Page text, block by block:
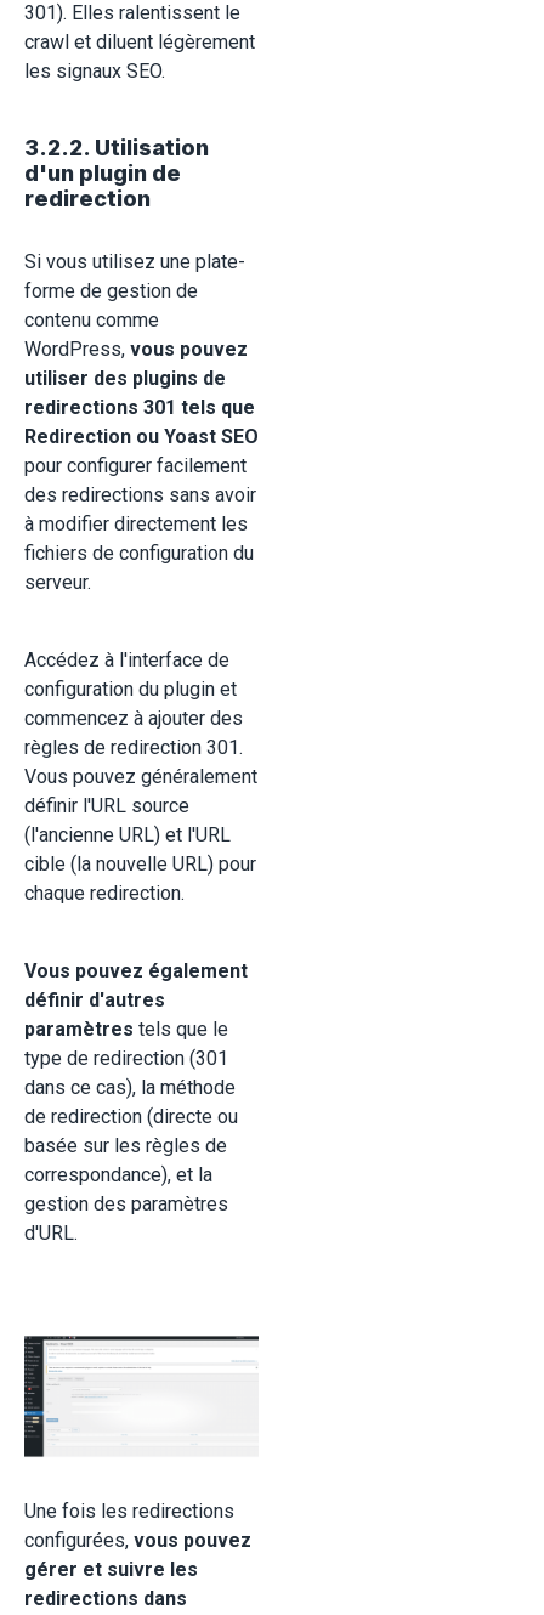
301). Elles ralentissent le
crawl et diluent légèrement
les signaux SEO.
3.2.2. Utilisation
d'un plugin de
redirection
Si vous utilisez une plate-
forme de gestion de
contenu comme
WordPress, vous pouvez
utiliser des plugins de
redirections 301 tels que
Redirection ou Yoast SEO
pour configurer facilement
des redirections sans avoir
à modifier directement les
fichiers de configuration du
serveur.
Accédez à l'interface de
configuration du plugin et
commencez à ajouter des
règles de redirection 301.
Vous pouvez généralement
définir l'URL source
(l'ancienne URL) et l'URL
cible (la nouvelle URL) pour
chaque redirection.
Vous pouvez également
définir d'autres
paramètres tels que le
type de redirection (301
dans ce cas), la méthode
de redirection (directe ou
basée sur les règles de
correspondance), et la
gestion des paramètres
d'URL.
Une fois les redirections
configurées, vous pouvez
gérer et suivre les
redirections dans